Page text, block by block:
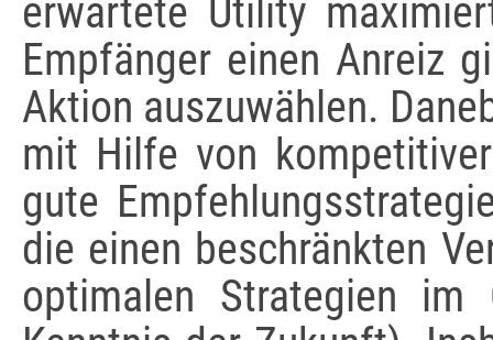
erwartete Utility
Empfänger einen Anreiz
Aktion auszuwählen.
mit Hilfe von
gute
die einen beschränkten
optimalen Strategien im